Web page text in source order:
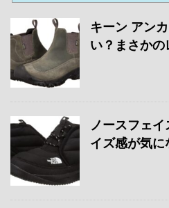
キーン アン
い？まさか
ノースフェ
イズ感が気に